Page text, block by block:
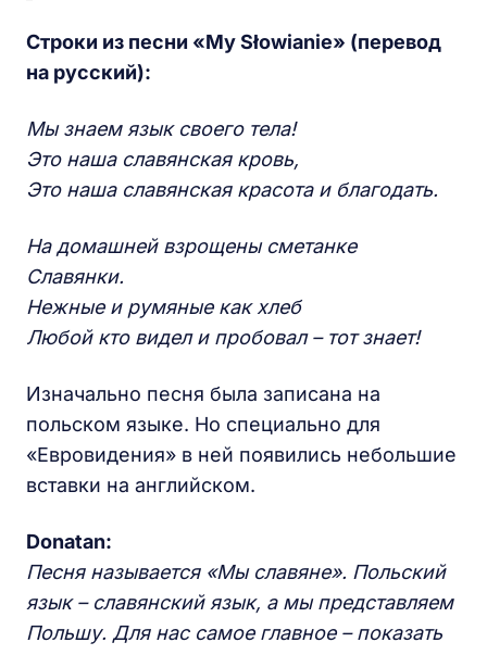
Строки из песни «My Słowianie» (перевод
на русский):
Мы знаем язык своего тела!
Это наша славянская кровь,
Это наша славянская красота и благодать.
На домашней взрощены сметанке
Славянки.
Нежные и румяные как хлеб
Любой кто видел и пробовал – тот знает!
Изначально песня была записана на
польском языке. Но специально для
«Евровидения» в ней появились небольшие
вставки на английском.
Donatan:
Песня называется «Мы славяне». Польский
язык – славянский язык, а мы представляем
Польшу. Для нас самое главное – показать